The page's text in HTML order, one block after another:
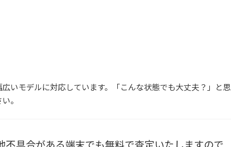
いモデルに対応しています。「こんな状態でも大丈夫？」と思
。